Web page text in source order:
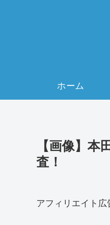
ホーム
【画像】
査！
アフィリエイト広